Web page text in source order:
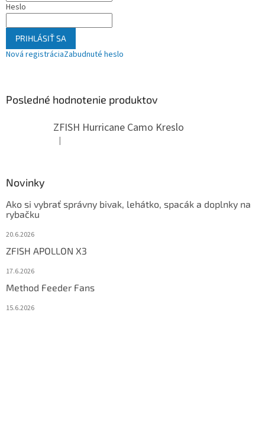
Heslo
PRIHLÁSIŤ SA
Nová registráciaZabudnuté heslo
Posledné hodnotenie produktov
ZFISH Hurricane Camo Kreslo
Hodnotenie produktu je 5 z 5 hviezdičiek.
|
Novinky
Ako si vybrať správny bivak, lehátko, spacák a doplnky na
rybačku
20.6.2026
ZFISH APOLLON X3
17.6.2026
Method Feeder Fans
15.6.2026